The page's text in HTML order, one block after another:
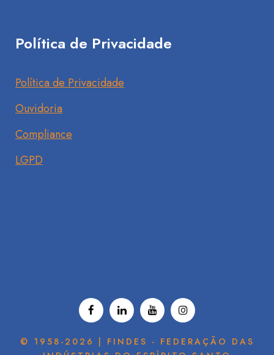
Política de Privacidade
Política de Privacidade
Ouvidoria
Compliance
LGPD
© 1958-2026 | FINDES - FEDERAÇÃO DAS